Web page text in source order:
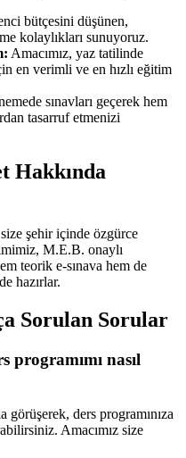
bütçesini düşünen,
kolaylıkları sunuyoruz.
Amacımız, yaz tatilinde
en verimli ve en hızlı eğitim
sınavları geçerek hem
tasarruf etmenizi
Hakkında
şehir içinde özgürce
M.E.B. onaylı
teorik e-sınava hem de
hazırlar.
Sorulan Sorular
programımı nasıl
görüşerek, ders programınıza
Amacımız size